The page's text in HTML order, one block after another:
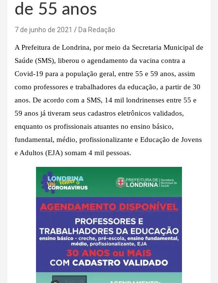
de 55 anos
7 de junho de 2021 Da Redação
A Prefeitura de Londrina, por meio da Secretaria Municipal de
Saúde (SMS), liberou o agendamento da vacina contra a
Covid-19 para a população geral, entre 55 e 59 anos, assim
como professores e trabalhadores da educação, a partir de 30
anos. De acordo com a SMS, 14 mil londrinenses entre 55 e
59 anos já tiveram seus cadastros eletrônicos validados,
enquanto os profissionais atuantes no ensino básico,
fundamental, médio, profissionalizante e Educação de Jovens
e Adultos (EJA) somam 4 mil pessoas.